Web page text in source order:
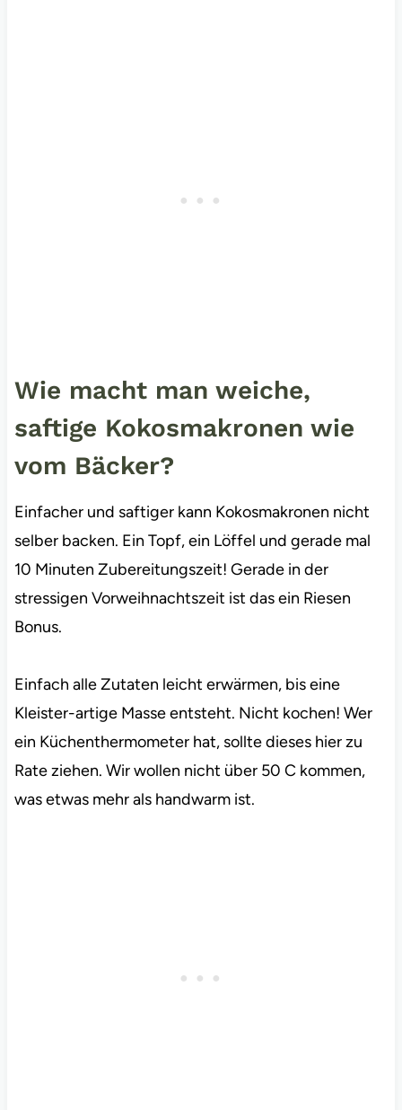
Wie macht man weiche,
saftige Kokosmakronen wie
vom Bäcker?
Einfacher und saftiger kann Kokosmakronen nicht
selber backen. Ein Topf, ein Löffel und gerade mal
10 Minuten Zubereitungszeit! Gerade in der
stressigen Vorweihnachtszeit ist das ein Riesen
Bonus.
Einfach alle Zutaten leicht erwärmen, bis eine
Kleister-artige Masse entsteht. Nicht kochen! Wer
ein Küchenthermometer hat, sollte dieses hier zu
Rate ziehen. Wir wollen nicht über 50 C kommen,
was etwas mehr als handwarm ist.